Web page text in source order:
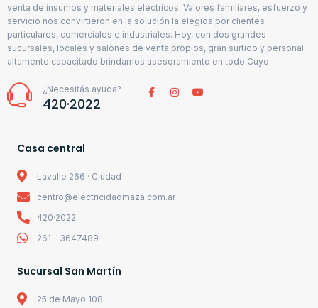
venta de insumos y materiales eléctricos. Valores familiares, esfuerzo y
servicio nos convirtieron en la solución la elegida por clientes
particulares, comerciales e industriales. Hoy, con dos grandes
sucursales, locales y salones de venta propios, gran surtido y personal
altamente capacitado brindamos asesoramiento en todo Cuyo.
¿Necesitás ayuda?
420·2022
Casa central
Lavalle 266 · Ciudad
centro@electricidadmaza.com.ar
420·2022
261 - 3647489
Sucursal San Martín
25 de Mayo 108